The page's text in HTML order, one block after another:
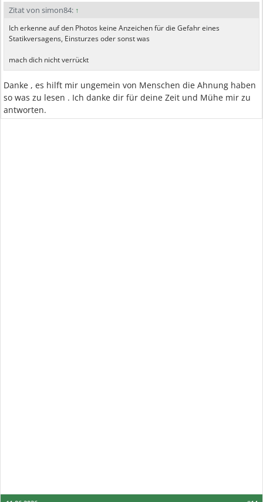
Zitat von simon84: ↑
Ich erkenne auf den Photos keine Anzeichen für die Gefahr eines
Statikversagens, Einsturzes oder sonst was
mach dich nicht verrückt
Danke , es hilft mir ungemein von Menschen die Ahnung haben
so was zu lesen . Ich danke dir für deine Zeit und Mühe mir zu
antworten.